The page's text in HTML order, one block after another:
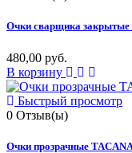
Очки сварщика закрытые
480,00 руб.
В корзину
Быстрый просмотр
0 Отзыв(ы)
Очки прозрачные